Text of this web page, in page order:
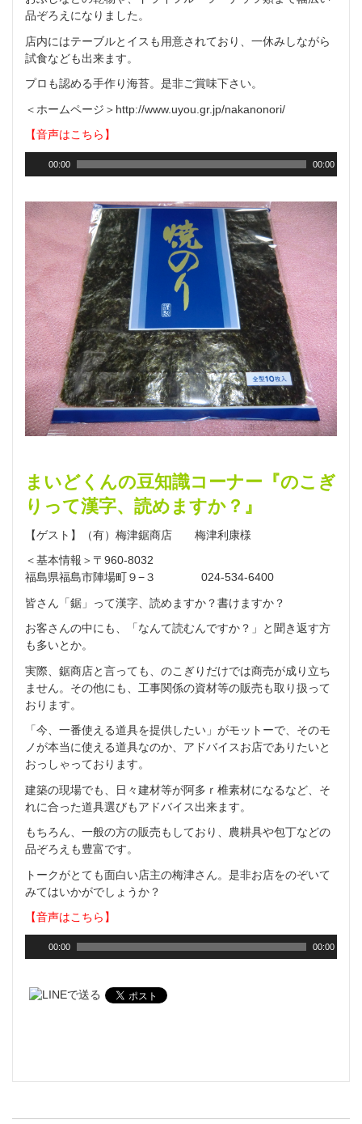
品ぞろえになりました。
店内にはテーブルとイスも用意されており、一休みしながら
試食なども出来ます。
プロも認める手作り海苔。是非ご賞味下さい。
＜ホームページ＞http://www.uyou.gr.jp/nakanonori/
【音声はこちら】
00:00 00:00
まいどくんの豆知識コーナー『のこぎ
りって漢字、読めますか？』
【ゲスト】（有）梅津鋸商店 梅津利康様
＜基本情報＞〒960-8032
福島県福島市陣場町９−３ 024-534-6400
皆さん「鋸」って漢字、読めますか？書けますか？
お客さんの中にも、「なんて読むんですか？」と聞き返す方
も多いとか。
実際、鋸商店と言っても、のこぎりだけでは商売が成り立ち
ません。その他にも、工事関係の資材等の販売も取り扱って
おります。
「今、一番使える道具を提供したい」がモットーで、そのモ
ノが本当に使える道具なのか、アドバイスお店でありたいと
おっしゃっております。
建築の現場でも、日々建材等が阿多ｒ椎素材になるなど、そ
れに合った道具選びもアドバイス出来ます。
もちろん、一般の方の販売もしており、農耕具や包丁などの
品ぞろえも豊富です。
トークがとても面白い店主の梅津さん。是非お店をのぞいて
みてはいかがでしょうか？
【音声はこちら】
00:00 00:00